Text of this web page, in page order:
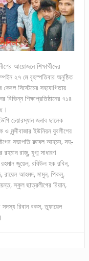
আয়োজনে শিক্ষার্থীদের
২৭ মে বৃহস্পতিবার অনুষ্ঠিত
সিস্টেমের সহযোগিতায়
শিক্ষাপ্রতিষ্ঠানের ৭১৪
চেয়ারম্যান জনাব ছালেক
মুন্সীবাজার ইউনিয়ন যুবলীগের
সভাপতি রুবেল আহমদ, সহ-
রাজু, যুগ্ম সাধারণ
জুয়েল, রবিউল হক রবিন,
রায়েল আহমদ, মামুন, পিকলু,
স্কুল ছাত্রলীগের রিয়ান,
রিবান বকস, তুফায়েল